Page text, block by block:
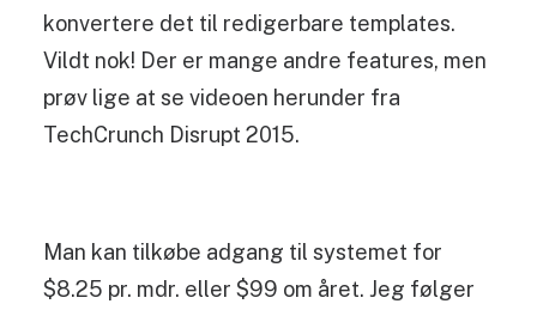
konvertere det til redigerbare templates.
Vildt nok! Der er mange andre features, men
prøv lige at se videoen herunder fra
TechCrunch Disrupt 2015.
Man kan tilkøbe adgang til systemet for
$8.25 pr. mdr. eller $99 om året. Jeg følger